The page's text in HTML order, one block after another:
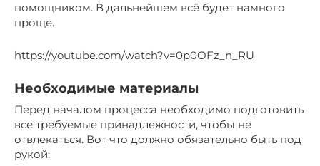
помощником. В дальнейшем всё будет намного
проще.
https://youtube.com/watch?v=0p0OFz_n_RU
Необходимые материалы
Перед началом процесса необходимо подготовить
все требуемые принадлежности, чтобы не
отвлекаться. Вот что должно обязательно быть под
рукой: